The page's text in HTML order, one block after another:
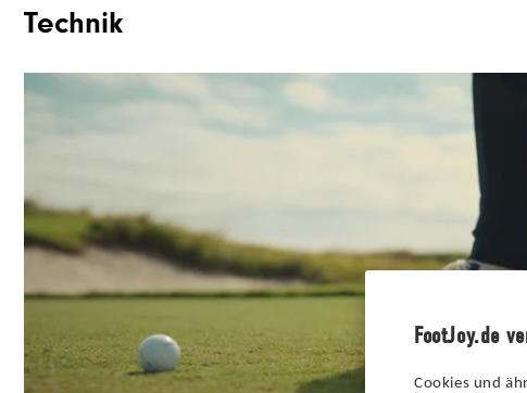
FootJoy.de
Cookies und
Materialien
Schnürsystem
Stabilität
Dämpfung
Technik